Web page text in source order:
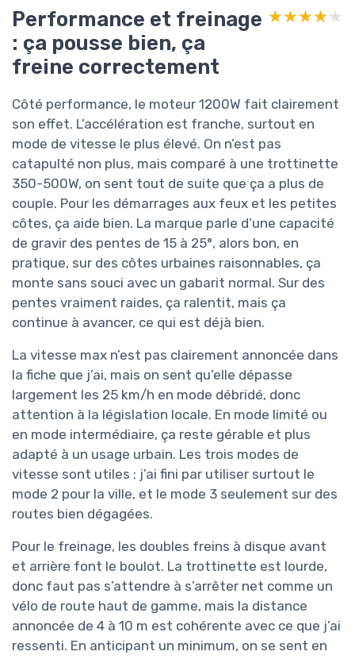
Performance et freinage
: ça pousse bien, ça
freine correctement
★★★★★
★★★★★
Côté performance, le moteur 1200W fait clairement
son effet. L’accélération est franche, surtout en
mode de vitesse le plus élevé. On n’est pas
catapulté non plus, mais comparé à une trottinette
350-500W, on sent tout de suite que ça a plus de
couple. Pour les démarrages aux feux et les petites
côtes, ça aide bien. La marque parle d’une capacité
de gravir des pentes de 15 à 25°, alors bon, en
pratique, sur des côtes urbaines raisonnables, ça
monte sans souci avec un gabarit normal. Sur des
pentes vraiment raides, ça ralentit, mais ça
continue à avancer, ce qui est déjà bien.
La vitesse max n’est pas clairement annoncée dans
la fiche que j’ai, mais on sent qu’elle dépasse
largement les 25 km/h en mode débridé, donc
attention à la législation locale. En mode limité ou
en mode intermédiaire, ça reste gérable et plus
adapté à un usage urbain. Les trois modes de
vitesse sont utiles : j’ai fini par utiliser surtout le
mode 2 pour la ville, et le mode 3 seulement sur des
routes bien dégagées.
Pour le freinage, les doubles freins à disque avant
et arrière font le boulot. La trottinette est lourde,
donc faut pas s’attendre à s’arrêter net comme un
vélo de route haut de gamme, mais la distance
annoncée de 4 à 10 m est cohérente avec ce que j’ai
ressenti. En anticipant un minimum, on se sent en